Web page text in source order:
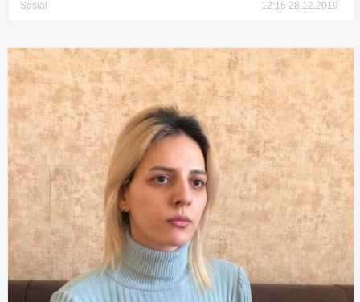
Sosial 12:15 28.12.2019